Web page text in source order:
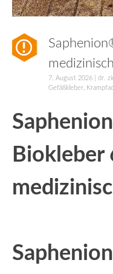
7. August 2026 dr.
Gefäßkleber
Biokleber